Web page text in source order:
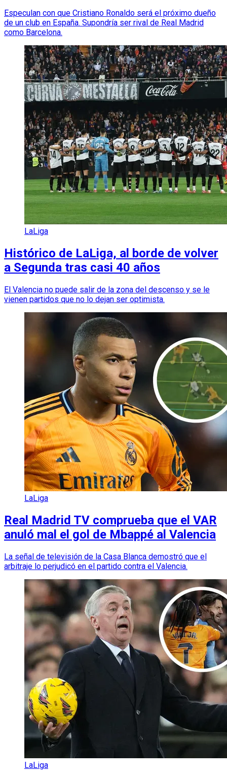
Especulan con que Cristiano Ronaldo será el próximo dueño
de un club en España. Supondría ser rival de Real Madrid
como Barcelona.
LaLiga
Histórico de LaLiga, al borde de volver
a Segunda tras casi 40 años
El Valencia no puede salir de la zona del descenso y se le
vienen partidos que no lo dejan ser optimista.
LaLiga
Real Madrid TV comprueba que el VAR
anuló mal el gol de Mbappé al Valencia
La señal de televisión de la Casa Blanca demostró que el
arbitraje lo perjudicó en el partido contra el Valencia.
LaLiga